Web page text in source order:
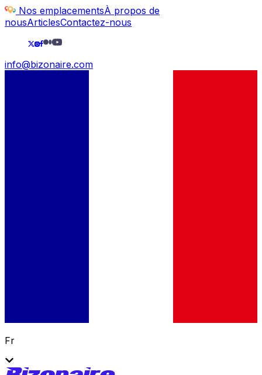
Nos emplacementsÀ propos de
nousArticlesContactez-nous
info@bizonaire.com
Fr